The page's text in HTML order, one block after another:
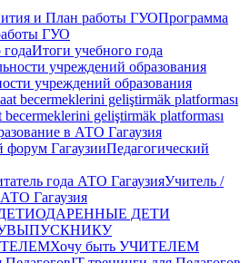
Программа
ГУО
Итоги учебного года
учреждений образования
geliştirmäk platforması
в АТО Гагаузия
Педагогический
Учитель /
Гагаузия
ОДАРЕННЫЕ ДЕТИ
ВЫПУСКНИКУ
Хочу быть УЧИТЕЛЕМ